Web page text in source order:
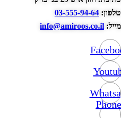
טלפון: 03-555-94-64
מייל: info@amiroos.co.il
Phone-